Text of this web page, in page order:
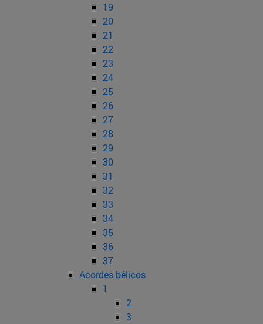
19
20
21
22
23
24
25
26
27
28
29
30
31
32
33
34
35
36
37
Acordes bélicos
1
2
3